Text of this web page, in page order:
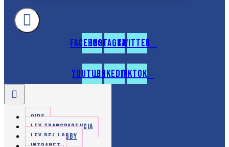
FacebookInstagramTwitter
YoutubeLinkedinTiktok
OIRS
LEY TRANSPARENCIA
LEY DEL LOBBY